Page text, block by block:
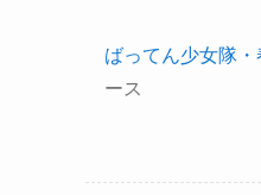
ばってん少女隊
ース